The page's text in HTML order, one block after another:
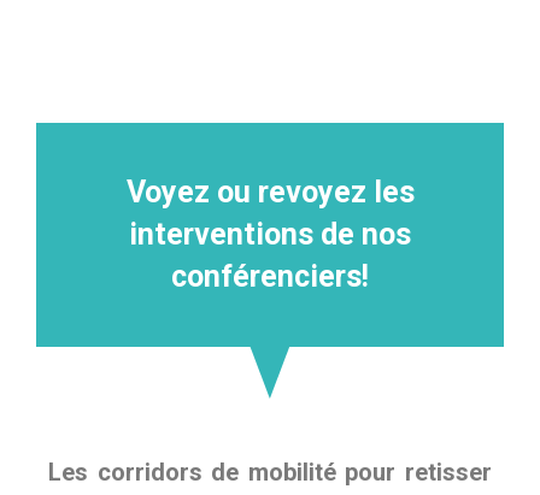
Voyez ou revoyez les
interventions de nos
conférenciers!
Les corridors de mobilité pour retisser